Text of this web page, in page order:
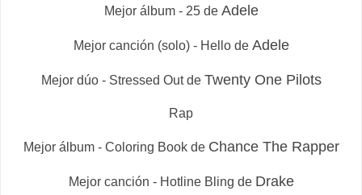
Mejor álbum - 25 de Adele
Mejor canción (solo) - Hello de Adele
Mejor dúo - Stressed Out de Twenty One Pilots
Rap
Mejor álbum - Coloring Book de Chance The Rapper
Mejor canción - Hotline Bling de Drake